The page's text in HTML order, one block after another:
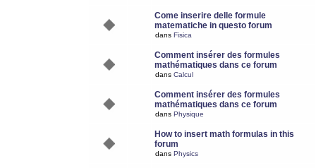
Come inserire delle formule
matematiche in questo forum
dans Fisica
Comment insérer des formules
mathématiques dans ce forum
dans Calcul
Comment insérer des formules
mathématiques dans ce forum
dans Physique
How to insert math formulas in this
forum
dans Physics